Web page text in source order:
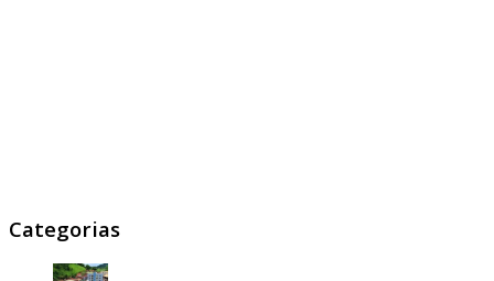
Categorias